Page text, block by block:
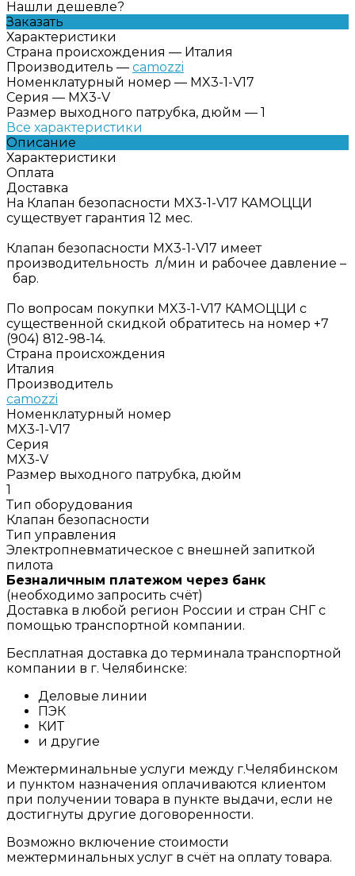
Нашли дешевле?
Заказать
Характеристики
Страна происхождения — Италия
Производитель — camozzi
Номенклатурный номер — MX3-1-V17
Серия — MX3-V
Размер выходного патрубка, дюйм — 1
Все характеристики
Описание
Характеристики
Оплата
Доставка
На Клапан безопасности MX3-1-V17 КАМОЦЦИ
существует гарантия 12 мес.
Клапан безопасности MX3-1-V17 имеет
производительность л/мин и рабочее давление –
бар.
По вопросам покупки MX3-1-V17 КАМОЦЦИ с
существенной скидкой обратитесь на номер +7
(904) 812-98-14.
Страна происхождения
Италия
Производитель
camozzi
Номенклатурный номер
MX3-1-V17
Серия
MX3-V
Размер выходного патрубка, дюйм
1
Тип оборудования
Клапан безопасности
Тип управления
Электропневматическое с внешней запиткой
пилота
Безналичным платежом через банк
(необходимо запросить счёт)
Доставка в любой регион России и стран СНГ с
помощью транспортной компании.
Бесплатная доставка до терминала транспортной
компании в г. Челябинске:
Деловые линии
ПЭК
КИТ
и другие
Межтерминальные услуги между г.Челябинском
и пунктом назначения оплачиваются клиентом
при получении товара в пункте выдачи, если не
достигнуты другие договоренности.
Возможно включение стоимости
межтерминальных услуг в счёт на оплату товара.